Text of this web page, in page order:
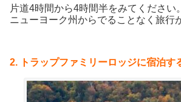
片道4時間から4時間半をみてください。
ニューヨーク州からでることなく旅行
2. トラップファミリーロッジに宿泊す